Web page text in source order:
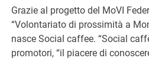
Grazie al progetto del MoVI
“Volontariato di prossimità a
nasce Social caffee. “Social
promotori, “il piacere di